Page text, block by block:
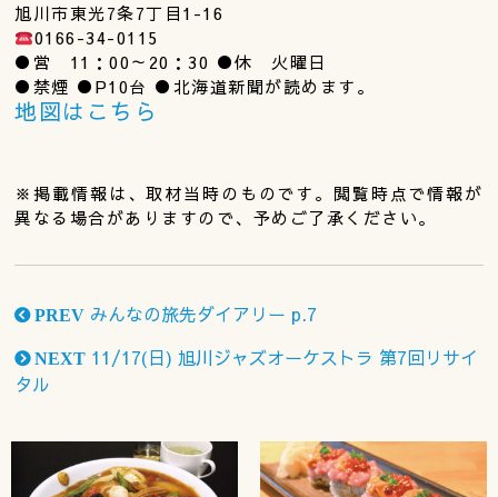
旭川市東光7条7丁目1-16
0166-34-0115
●営 11：00～20：30 ●休 火曜日
●禁煙 ●P10台 ●北海道新聞が読めます。
地図はこちら
※掲載情報は、取材当時のものです。閲覧時点で情報が
異なる場合がありますので、予めご了承ください。
PREV みんなの旅先ダイアリー p.7
NEXT 11/17(日) 旭川ジャズオーケストラ 第7回リサイ
タル